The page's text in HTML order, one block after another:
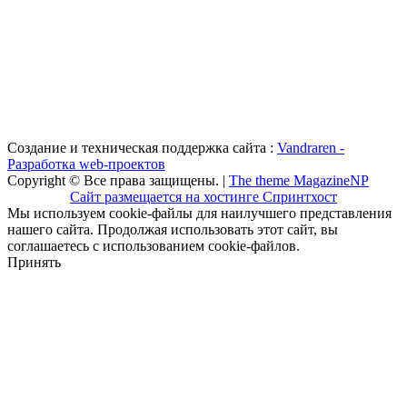
Создание и техническая поддержка сайта : Vandraren -
Разработка web-проектов
Copyright © Все права защищены. | The theme MagazineNP
Сайт размещается на хостинге Спринтхост
Мы используем cookie-файлы для наилучшего представления
нашего сайта. Продолжая использовать этот сайт, вы
соглашаетесь с использованием cookie-файлов.
Принять